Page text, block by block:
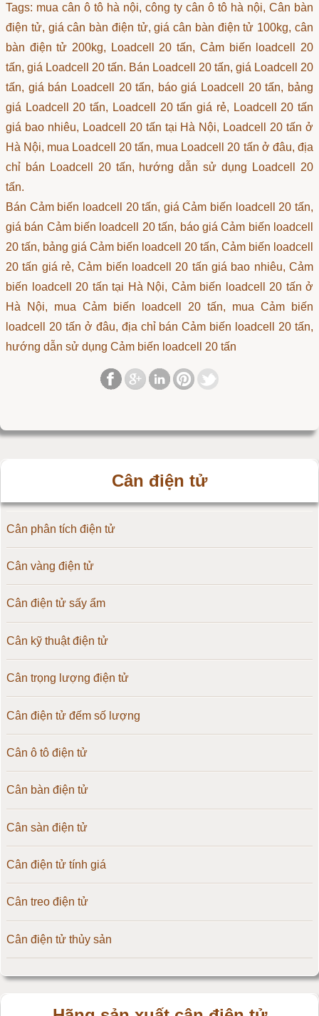
Tags: mua cân ô tô hà nội, công ty cân ô tô hà nội, Cân bàn
điện tử, giá cân bàn điện tử, giá cân bàn điện tử 100kg, cân
bàn điện tử 200kg, Loadcell 20 tấn, Cảm biến loadcell 20
tấn, giá Loadcell 20 tấn. Bán Loadcell 20 tấn, giá Loadcell 20
tấn, giá bán Loadcell 20 tấn, báo giá Loadcell 20 tấn, bảng
giá Loadcell 20 tấn, Loadcell 20 tấn giá rẻ, Loadcell 20 tấn
giá bao nhiêu, Loadcell 20 tấn tại Hà Nội, Loadcell 20 tấn ở
Hà Nội, mua Loadcell 20 tấn, mua Loadcell 20 tấn ở đâu, địa
chỉ bán Loadcell 20 tấn, hướng dẫn sử dụng Loadcell 20
tấn.
Bán Cảm biến loadcell 20 tấn, giá Cảm biến loadcell 20 tấn,
giá bán Cảm biến loadcell 20 tấn, báo giá Cảm biến loadcell
20 tấn, bảng giá Cảm biến loadcell 20 tấn, Cảm biến loadcell
20 tấn giá rẻ, Cảm biến loadcell 20 tấn giá bao nhiêu, Cảm
biến loadcell 20 tấn tại Hà Nội, Cảm biến loadcell 20 tấn ở
Hà Nội, mua Cảm biến loadcell 20 tấn, mua Cảm biến
loadcell 20 tấn ở đâu, địa chỉ bán Cảm biến loadcell 20 tấn,
hướng dẫn sử dụng Cảm biến loadcell 20 tấn
Cân điện tử
Cân phân tích điện tử
Cân vàng điện tử
Cân điện tử sấy ẩm
Cân kỹ thuật điện tử
Cân trọng lượng điện tử
Cân điện tử đếm số lượng
Cân ô tô điện tử
Cân bàn điện tử
Cân sàn điện tử
Cân điện tử tính giá
Cân treo điện tử
Cân điện tử thủy sản